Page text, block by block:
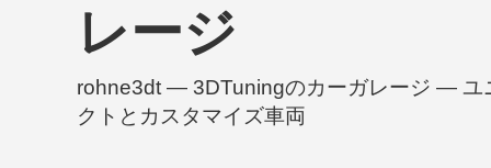
レージ
rohne3dt — 3DTuningのカーガレージ — ユ
クトとカスタマイズ車両